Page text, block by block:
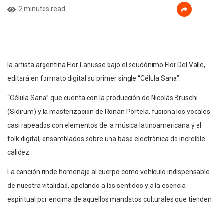
2 minutes read
la artista argentina Flor Lanusse bajo el seudónimo Flor Del Valle,
editará en formato digital su primer single “Célula Sana”.
“Célula Sana” que cuenta con la producción de Nicolás Bruschi
(Sidirum) y la masterización de Ronan Portela, fusiona los vocales
casi rapeados con elementos de la música latinoamericana y el
folk digital, ensamblados sobre una base electrónica de increíble
calidez.
La canción rinde homenaje al cuerpo como vehículo indispensable
de nuestra vitalidad, apelando a los sentidos y a la esencia
espiritual por encima de aquellos mandatos culturales que tienden